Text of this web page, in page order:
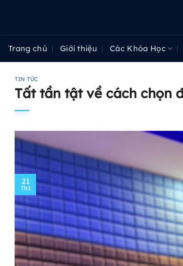
Trang chủ Giới thiệu Các Khóa Học
TIN TỨC
Tất tần tật về cách chọn
21
Th1